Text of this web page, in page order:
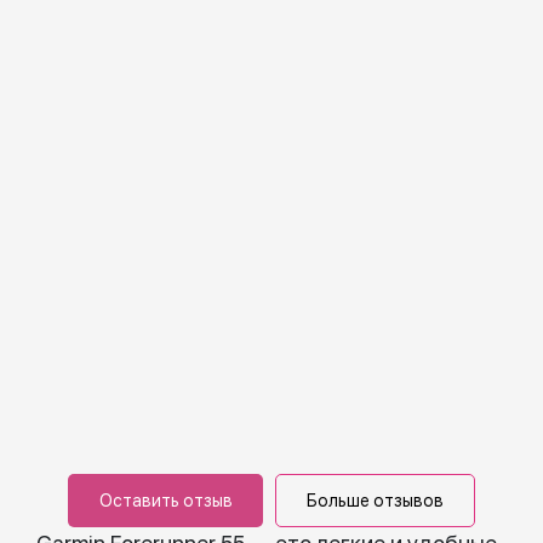
Оставить отзыв Больше отзывов